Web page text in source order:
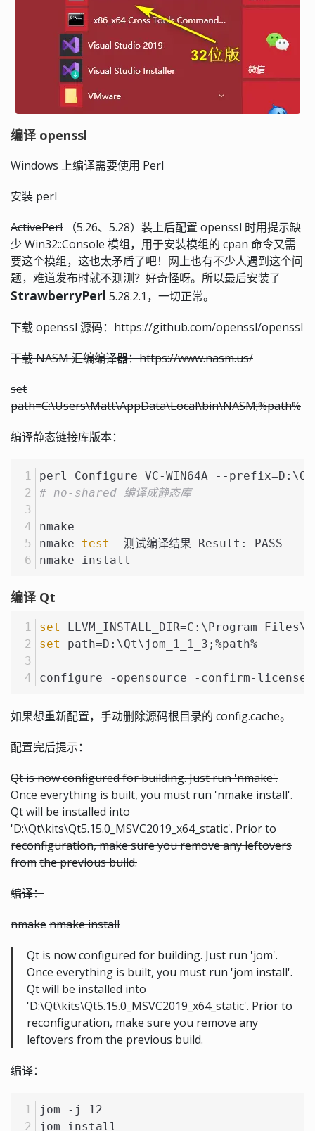
编译 openssl
Windows 上编译需要使用 Perl
安装 perl
ActivePerl （5.26、5.28）装上后配置 openssl 时用提示缺
少 Win32::Console 模组，用于安装模组的 cpan 命令又需
要这个模组，这也太矛盾了吧！网上也有不少人遇到这个问
题，难道发布时就不测测？好奇怪呀。所以最后安装了
StrawberryPerl 5.28.2.1，一切正常。
下载 openssl 源码：https://github.com/openssl/openssl
下载 NASM 汇编编译器：https://www.nasm.us/
set
path=C:\Users\Matt\AppData\Local\bin\NASM;%path%
编译静态链接库版本：
perl Configure VC-WIN64A --
# no-shared 编译成静态库
nmake
nmake test
  测试编译结果 Result: PASS
nmake install
编译 Qt
set
LLVM_INSTALL_DIR=C:\Program
set
path=D:\Qt\jom_1_1_3;%path%
configure -opensource -confirm-
如果想重新配置，手动删除源码根目录的 config.cache。
配置完后提示：
Qt is now configured for building. Just run 'nmake'.
Once everything is built, you must run 'nmake install'.
Qt will be installed into
'D:\Qt\kits\Qt5.15.0_MSVC2019_x64_static'.Prior to
reconfiguration, make sure you remove any leftovers
fromthe previous build.
编译：
nmakenmake install
Qt is now configured for building. Just run 'jom'.
Once everything is built, you must run 'jom install'.
Qt will be installed into
'D:\Qt\kits\Qt5.15.0_MSVC2019_x64_static'. Prior to
reconfiguration, make sure you remove any
leftovers from the previous build.
编译：
jom -j 12
jom install